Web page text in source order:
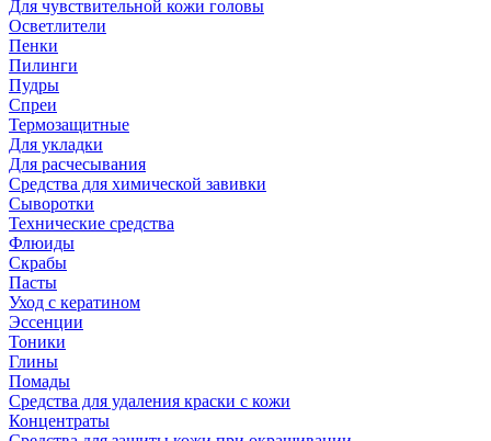
Для чувствительной кожи головы
Осветлители
Пенки
Пилинги
Пудры
Спреи
Термозащитные
Для укладки
Для расчесывания
Средства для химической завивки
Сыворотки
Технические средства
Флюиды
Скрабы
Пасты
Уход с кератином
Эссенции
Тоники
Глины
Помады
Средства для удаления краски с кожи
Концентраты